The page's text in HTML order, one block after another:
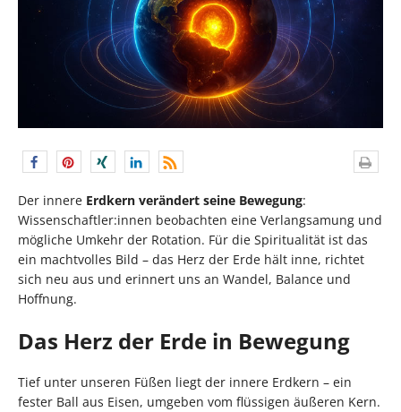
Der innere Erdkern verändert seine Bewegung:
Wissenschaftler:innen beobachten eine Verlangsamung und
mögliche Umkehr der Rotation. Für die Spiritualität ist das
ein machtvolles Bild – das Herz der Erde hält inne, richtet
sich neu aus und erinnert uns an Wandel, Balance und
Hoffnung.
Das Herz der Erde in Bewegung
Tief unter unseren Füßen liegt der innere Erdkern – ein
fester Ball aus Eisen, umgeben vom flüssigen äußeren Kern.